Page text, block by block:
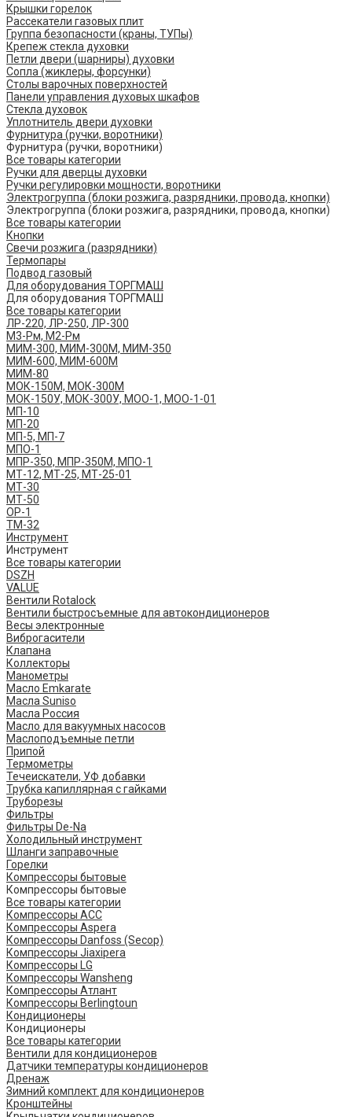
Крышки горелок
Рассекатели газовых плит
Группа безопасности (краны, ТУПы)
Крепеж стекла духовки
Петли двери (шарниры) духовки
Сопла (жиклеры, форсунки)
Столы варочных поверхностей
Панели управления духовых шкафов
Стекла духовок
Уплотнитель двери духовки
Фурнитура (ручки, воротники)
Фурнитура (ручки, воротники)
Все товары категории
Ручки для дверцы духовки
Ручки регулировки мощности, воротники
Электрогруппа (блоки розжига, разрядники, провода, кнопки)
Электрогруппа (блоки розжига, разрядники, провода, кнопки)
Все товары категории
Кнопки
Свечи розжига (разрядники)
Термопары
Подвод газовый
Для оборудования ТОРГМАШ
Для оборудования ТОРГМАШ
Все товары категории
ЛР-220, ЛР-250, ЛР-300
М3-Рм, М2-Рм
МИМ-300, МИМ-300М, МИМ-350
МИМ-600, МИМ-600М
МИМ-80
МОК-150М, МОК-300М
МОК-150У, МОК-300У, МОО-1, МОО-1-01
МП-10
МП-20
МП-5, МП-7
МПО-1
МПР-350, МПР-350М, МПО-1
МТ-12, МТ-25, МТ-25-01
МТ-30
МТ-50
ОР-1
ТМ-32
Инструмент
Инструмент
Все товары категории
DSZH
VALUE
Вентили Rotalock
Вентили быстросъемные для автокондиционеров
Весы электронные
Виброгасители
Клапана
Коллекторы
Манометры
Масло Emkarate
Масла Suniso
Масла Россия
Масло для вакуумных насосов
Маслоподъемные петли
Припой
Термометры
Течеискатели, УФ добавки
Трубка капиллярная с гайками
Труборезы
Фильтры
Фильтры De-Na
Холодильный инструмент
Шланги заправочные
Горелки
Компрессоры бытовые
Компрессоры бытовые
Все товары категории
Компрессоры ACC
Компрессоры Aspera
Компрессоры Danfoss (Secop)
Компрессоры Jiaxipera
Компрессоры LG
Компрессоры Wansheng
Компрессоры Атлант
Компрессоры Berlingtoun
Кондиционеры
Кондиционеры
Все товары категории
Вентили для кондиционеров
Датчики температуры кондиционеров
Дренаж
Зимний комплект для кондиционеров
Кронштейны